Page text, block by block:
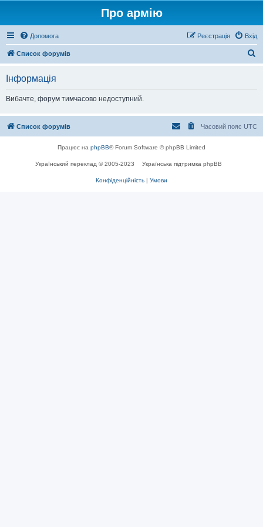
Про армію
Допомога Вхід
Реєстрація
Список форумів
Інформація
Вибачте, форум тимчасово недоступний.
Список форумів Часовий пояс UTC
Працює на phpBB® Forum Software © phpBB Limited
Український переклад © 2005-2023 Українська підтримка phpBB
Конфіденційність | Умови